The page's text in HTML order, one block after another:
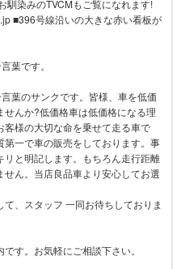
馴染みのTVCMもご覧になれます!
■396号線沿いの大きな赤い看板が
葉です。
葉のサンクです。皆様、車を低価
せんか?低価格車は低価格になる理
客様の大切な命を乗せて走る車で
第一で車の販売をしております。事
リと明記します。もちろん走行距離
せん。当店良品車より安心してお選
て、スタッフ 一同お待ちしておりま
す。お気軽にご相談下さい。